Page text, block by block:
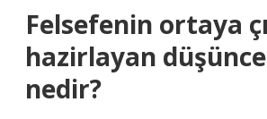
Felsefenin ortaya
hazirlayan
nedir?